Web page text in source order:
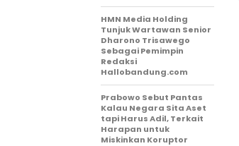
HMN Media Holding
Tunjuk Wartawan Senior
Dharono Trisawego
Sebagai Pemimpin
Redaksi
Hallobandung.com
Prabowo Sebut Pantas
Kalau Negara Sita Aset
tapi Harus Adil, Terkait
Harapan untuk
Miskinkan Koruptor